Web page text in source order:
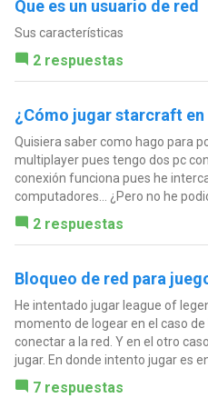
Que es un usuario de red
Sus características
2 respuestas
¿Cómo jugar starcraft
Quisiera saber como hago para
multiplayer pues tengo dos pc
conexión funciona pues he
computadores... ¿Pero no he
2 respuestas
Bloqueo de red para
He intentado jugar league of
momento de logear en el caso
conectar a la red. Y en el otro
jugar. En donde intento jugar es
7 respuestas